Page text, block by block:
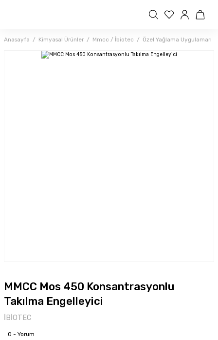
Anasayfa Kimyasal Ürünler Mmcc / İbiotec Özel Yağlama Uygulamarı
MMCC Mos 450 Konsantrasyonlu
Takılma Engelleyici
İBİOTEC
0 - Yorum